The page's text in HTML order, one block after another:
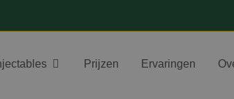
Prijzen Ervaringen